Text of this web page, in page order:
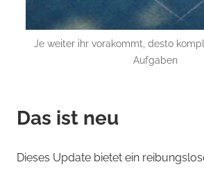
Je weiter ihr vorakommt, desto
Aufgaben
Das ist neu
Dieses Update bietet ein